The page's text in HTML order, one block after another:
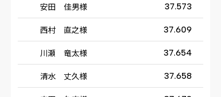
安田 佳男様 37.573
西村 直之様 37.609
川瀬 竜太様 37.654
清水 丈久様 37.658